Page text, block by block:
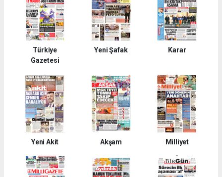
Türkiye
Gazetesi
Yeni Şafak Karar
Yeni Akit Akşam Milliyet